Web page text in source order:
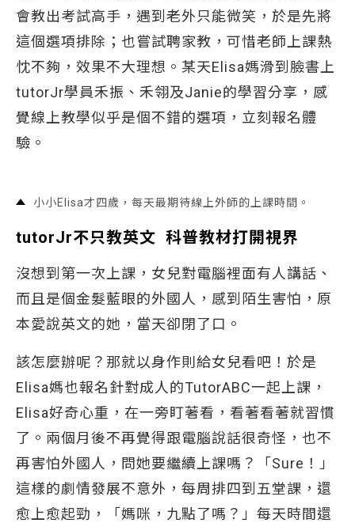
會教出考試高手，遇到老外只能微笑，於是先將
這個選項排除；也嘗試聘家教，可惜老師上課熱
忱不夠，效果不大理想。某天Elisa媽滑到臉書上
tutorJr學員禾振、禾翎及Janie的學習分享，感
覺線上教學似乎是個不錯的選項，立刻報名體
驗。
小小Elisa才四歲，每天最期待線上外師的上課時間。
tutorJr不只教英文 科普教材打開視界
沒想到第一次上課，女兒對電腦裡面有人講話、
而且是個金髮藍眼的外國人，感到陌生害怕，原
本愛說英文的她，當天卻閉了口。
該怎麼辦呢？那就以身作則給女兒看吧！於是
Elisa媽也報名針對成人的TutorABC一起上課，
Elisa好奇心重，在一旁盯著看，看著看著就習慣
了。兩個月後不再覺得跟電腦說話很奇怪，也不
再害怕外國人，問她要繼續上課嗎？「Sure！」
這樣的劇情發展不意外，每周排四到五堂課，還
愈上愈起勁，「媽咪，九點了嗎？」每天時間還